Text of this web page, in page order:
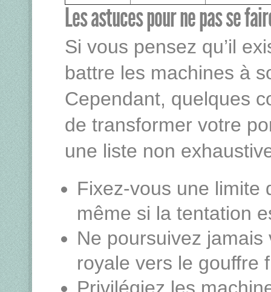
Les astuces pour ne pas se
Si vous pensez qu’il
battre les machines à
Cependant, quelques
de transformer votre
une liste non
Fixez-vous une limite
même si la tentation
Ne poursuivez jamais
royale vers le gouffre